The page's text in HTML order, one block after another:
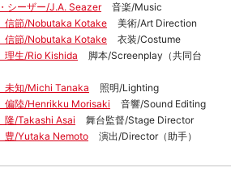
シーザー/J.A. Seazer
音楽/Music
節/Nobutaka Kotake
美術/Art Direction
節/Nobutaka Kotake
衣装/Costume
生/Rio Kishida
脚本/Screenplay（共同台
知/Michi Tanaka
照明/Lighting
陸/Henrikku Morisaki
音響/Sound Editing
/Takashi Asai
舞台監督/Stage Director
/Yutaka Nemoto
演出/Director（助手）